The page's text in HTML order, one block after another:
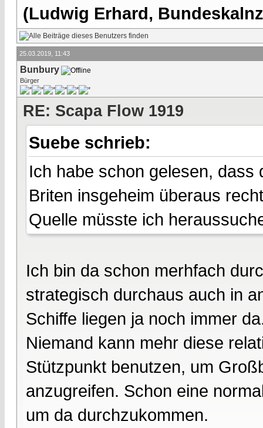
(Ludwig Erhard,
25.03.2019, 11:43
Bunbury
Bürger
RE: Scapa Flow 1919
Suebe schrieb:
Ich habe schon gelesen,
Briten insgeheim überaus
Quelle müsste ich
Ich bin da schon merhfach
strategisch durchaus auch in
Schiffe liegen ja noch immer
Niemand kann mehr diese
Stützpunkt benutzen, um
anzugreifen. Schon eine
um da durchzukommen.